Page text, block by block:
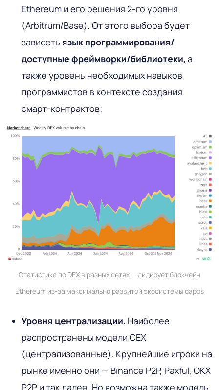
Ethereum и его решения 2-го уровня
(Arbitrum/Base). От этого выбора будет
зависеть язык программирования/
доступные фреймворки/библиотеки, а
также уровень необходимых навыков
программистов в контексте создания
смарт-контрактов;
Статистика по DEX в разных сетях — лидирует блокчейн
Ethereum из-за максимально развитой экосистемы dapps
Уровня централизации. Наиболее
распространены модели CEX
(централизованные). Крупнейшие игроки на
рынке именно они — Binance P2P, Paxful, OKX
P2P и так далее. Но возможна также модель